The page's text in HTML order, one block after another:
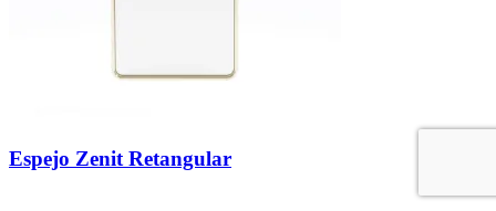
Espejo Zenit Retangular